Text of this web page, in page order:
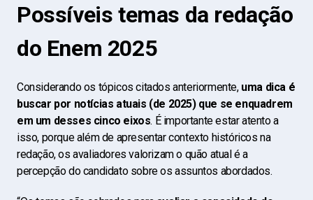
Possíveis temas da redação
do Enem 2025
Considerando os tópicos citados anteriormente, uma dica é
buscar por notícias atuais (de 2025) que se enquadrem
em um desses cinco eixos. É importante estar atento a
isso, porque além de apresentar contexto históricos na
redação, os avaliadores valorizam o quão atual é a
percepção do candidato sobre os assuntos abordados.